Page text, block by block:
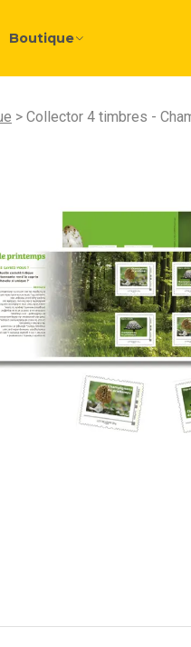
Boutique
Collector 4 timbres -